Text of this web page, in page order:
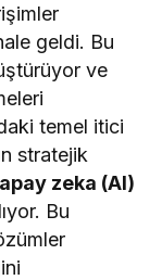
faktörler,
temel itici
geldi. Bu
ve
temel itici
stratejik
zeka (AI)
Bu